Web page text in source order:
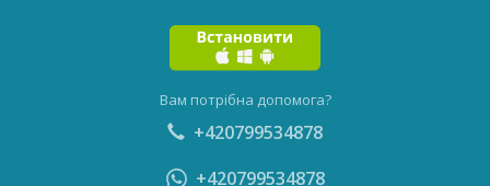
Вам потрібна допомога?
+420799534878
+420799534878